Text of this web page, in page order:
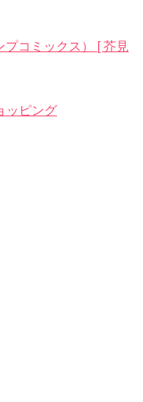
プコミックス） [ 芥見
ッピング